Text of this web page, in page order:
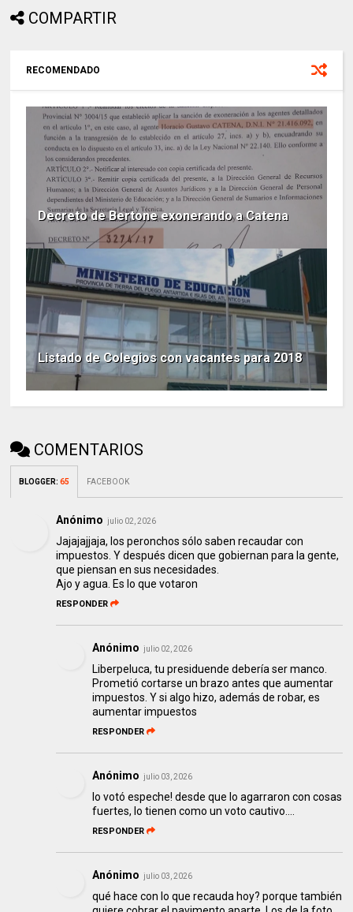
COMPARTIR
RECOMENDADO
Decreto de Bertone exonerando a Catena
Listado de Colegios con vacantes para 2018
COMENTARIOS
BLOGGER:65 FACEBOOK
Anónimo julio 02, 2026
Jajajajjaja, los peronchos sólo saben recaudar con
impuestos. Y después dicen que gobiernan para la gente,
que piensan en sus necesidades.
Ajo y agua. Es lo que votaron
RESPONDER
Anónimo julio 02, 2026
Liberpeluca, tu presiduende debería ser manco.
Prometió cortarse un brazo antes que aumentar
impuestos. Y si algo hizo, además de robar, es
aumentar impuestos
RESPONDER
Anónimo julio 03, 2026
lo votó espeche! desde que lo agarraron con cosas
fuertes, lo tienen como un voto cautivo….
RESPONDER
Anónimo julio 03, 2026
qué hace con lo que recauda hoy? porque también